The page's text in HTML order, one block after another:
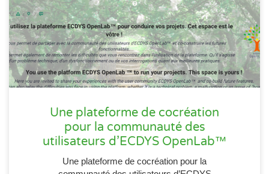
Une plateforme de cocréation
pour la communauté des
utilisateurs d’ECDYS OpenLab™
Une plateforme de cocréation pour la